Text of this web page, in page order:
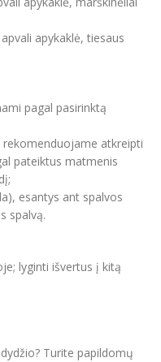
apykaklė, tiesaus
pagal pasirinktą
atkreipti
pateiktus matmenis
esantys ant spalvos
spalvą.
lyginti išvertus į kitą
Turite papildomų